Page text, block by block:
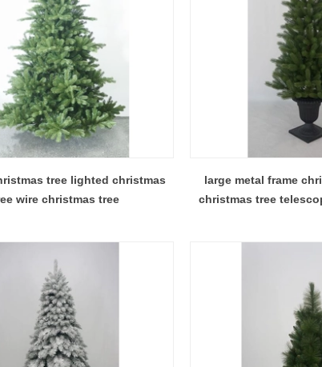
tree lighted christmas
wire christmas tree
large metal frame
christmas tree